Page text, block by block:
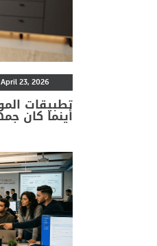
April 23, 2026
أينما كان